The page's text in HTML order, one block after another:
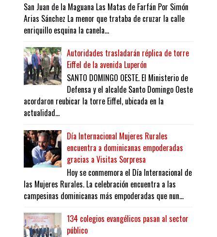
San Juan de la Maguana Las Matas de Farfán Por Simón
Arias Sánchez La menor que trataba de cruzar la calle
enriquillo esquina la canela...
Autoridades trasladarán réplica de torre
Eiffel de la avenida Luperón
SANTO DOMINGO OESTE. El Ministerio de
Defensa y el alcalde Santo Domingo Oeste
acordaron reubicar la torre Eiffel, ubicada en la
actualidad...
Día Internacional Mujeres Rurales
encuentra a dominicanas empoderadas
gracias a Visitas Sorpresa
Hoy se conmemora el Día Internacional de
las Mujeres Rurales. La celebración encuentra a las
campesinas dominicanas más empoderadas que nun...
134 colegios evangélicos pasan al sector
público